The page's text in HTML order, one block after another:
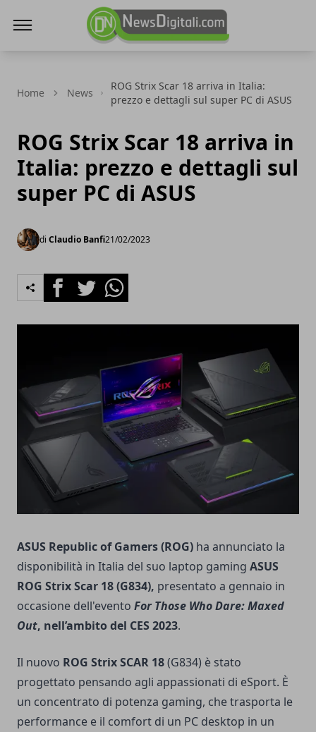
Home News
ROG Strix Scar 18 arriva in Italia:
prezzo e dettagli sul super PC di ASUS
ROG Strix Scar 18 arriva in
Italia: prezzo e dettagli sul
super PC di ASUS
di Claudio Banfi21/02/2023
FacebookTwitterWhatsapp
ASUS Republic of Gamers (ROG) ha annunciato la
disponibilità in Italia del suo laptop gaming ASUS
ROG Strix Scar 18 (G834), presentato a gennaio in
occasione dell'evento For Those Who Dare: Maxed
Out, nell’ambito del CES 2023.
Il nuovo ROG Strix SCAR 18(G834) è stato
progettato pensando agli appassionati di eSport. È
un concentrato di potenza gaming, che trasporta le
performance e il comfort di un PC desktop in un